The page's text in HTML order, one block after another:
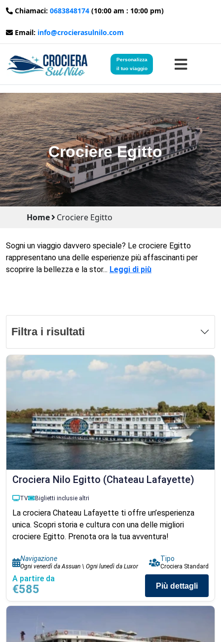
Chiamaci: 0683848174 (10:00 am : 10:00 pm)
Email: info@crocierasulnilo.com
Personalizza
il tuo viaggio
Home
Viaggi in Egitto
Crociere sul Nilo
Viaggi in Giordania
Blog
Crociere Egitto
Home Crociere Egitto
Sogni un viaggio davvero speciale? Le crociere Egitto
rappresentano una delle esperienze più affascinanti per
scoprire la bellezza e la stor... Leggi di più
Filtra i risultati
Crociera Nilo Egitto (Chateau Lafayette)
TV Biglietti inclusie altri
La crociera Chateau Lafayette ti offre un’esperienza
unica. Scopri storia e cultura con una delle migliori
crociere Egitto. Prenota ora la tua avventura!
Navigazione
Ogni venerdì da Assuan \ Ogni lunedì da Luxor
Tipo
Crociera Standard
A partire da
€585 Più dettagli